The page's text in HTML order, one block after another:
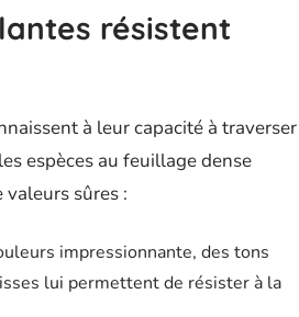
résistent
à leur capacité à traverser
espèces au feuillage dense
sûres :
impressionnante, des tons
lui permettent de résister à la